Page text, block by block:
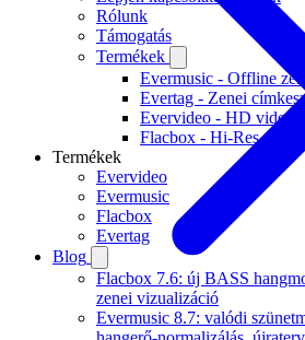
Rólunk
Támogatás
Termékek
Evermusic - Offline
Evertag - Zenei
Evervideo - HD
Flacbox - Hi-Res
Termékek
Evervideo
Evermusic
Flacbox
Evertag
Blog
Flacbox 7.6: új BASS
zenei vizualizáció
Evermusic 8.7: valódi